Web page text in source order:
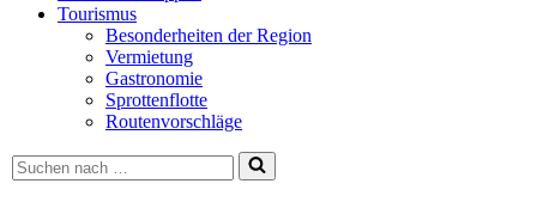
Tourismus
Besonderheiten der Region
Vermietung
Gastronomie
Sprottenflotte
Routenvorschläge
Suchen
nach …